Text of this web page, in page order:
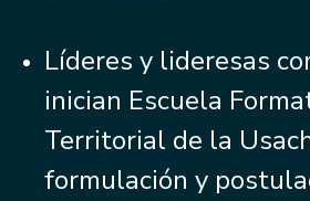
Líderes y lideresas
inician Escuela
Territorial de la
formulación y